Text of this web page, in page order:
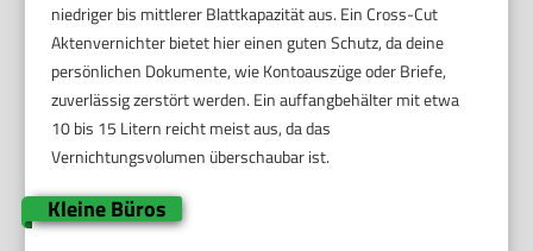
niedriger bis mittlerer Blattkapazität aus. Ein Cross-Cut
Aktenvernichter bietet hier einen guten Schutz, da deine
persönlichen Dokumente, wie Kontoauszüge oder Briefe,
zuverlässig zerstört werden. Ein auffangbehälter mit etwa
10 bis 15 Litern reicht meist aus, da das
Vernichtungsvolumen überschaubar ist.
Kleine Büros